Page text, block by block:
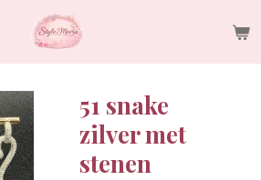
51 snake
zilver met
stenen